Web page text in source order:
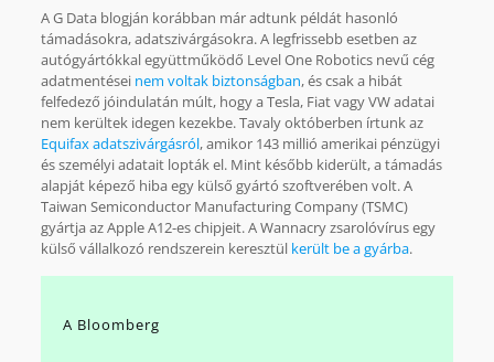
A G Data blogján korábban már adtunk példát hasonló
támadásokra, adatszivárgásokra. A legfrissebb esetben az
autógyártókkal együttműködő Level One Robotics nevű cég
adatmentései nem voltak biztonságban, és csak a hibát
felfedező jóindulatán múlt, hogy a Tesla, Fiat vagy VW adatai
nem kerültek idegen kezekbe. Tavaly októberben írtunk az
Equifax adatszivárgásról, amikor 143 millió amerikai pénzügyi
és személyi adatait lopták el. Mint később kiderült, a támadás
alapját képező hiba egy külső gyártó szoftverében volt. A
Taiwan Semiconductor Manufacturing Company (TSMC)
gyártja az Apple A12-es chipjeit. A Wannacry zsarolóvírus egy
külső vállalkozó rendszerein keresztül került be a gyárba.
A Bloomberg